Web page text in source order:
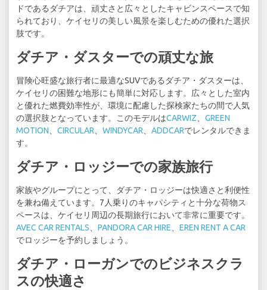
ドであるダチアは、頑丈さと広々としたキャビンスペースで知
られており、ケイセリの美しい風景を楽しむための優れた選択
肢です。
ダチア・ダスターでの頑丈な旅
冒険心旺盛な旅行者に最適なSUVであるダチア・ダスターは、
ケイセリの困難な地形にも簡単に対応します。広々とした室内
と優れた燃費効率性が、環境に配慮した探検家たちの間で人気
の選択肢となっています。このモデルはCARWIZ
GREEN
MOTION
CIRCULAR WINDYCAR ADDCARでレンタルできま
す。
ダチア・ロッジーでの家族旅行
家族やグループにとって、ダチア・ロッジーは快適さと利便性
を兼ね備えています。7人乗りのキャパシティと十分な荷物ス
ペースは、ケイセリ周辺の長期旅行において非常に重要です。
AVEC CAR RENTALS
PANDORA CAR HIRE
EREN RENT A CAR
でロッジーを予約しましょう。
ダチア・ローガンでのビジネスクラ
スの快適さ